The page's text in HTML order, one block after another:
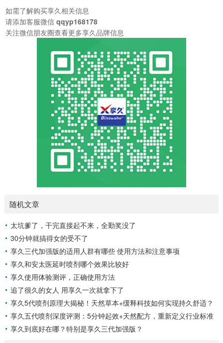
健康发展(辽宁)有限公司前身成立于2013年，以“自主研发、自
由配方、自营生产、自持品牌、自建工厂”为核心，现代化工厂
通过ISO9001-2015...
如需了解购买享久相关信息
请添加客服微信 qqyp168178
关注微信朋友圈查看更多享久品牌信息
随机文章
太坑爹了，干完直接起不来，全勤奖没了
30分钟就搞得女的受不了
享久三代加强版的适用人群有哪些 使用方法和注意事项
享久和安太医延时喷剂哪个效果比较好
享久使用体验测评，正确使用方法
追了很久的女人 用享久一次就拿下了
享久5代喷剂原理大揭秘！天然草本+缓释科技如何实现持久舒适？
享久五代喷剂深度评测：5分钟起效+天然配方，重新定义行业标准
享久到底好在哪？特别是享久三代加强版？